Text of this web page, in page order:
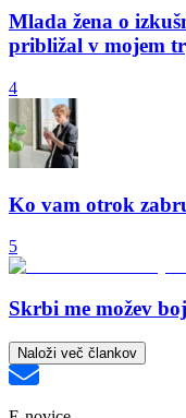
Mlada žena o
približal v mojem
4
Ko vam otrok
5
Skrbi me možev
Naloži več člankov